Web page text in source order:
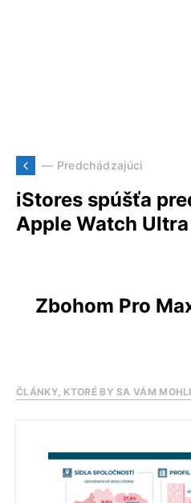
— Predchádzajúci
iStores spúšťa
Apple Watch
Zbohom Pro
ČLÁNKY, KTORÉ BY SA VÁM